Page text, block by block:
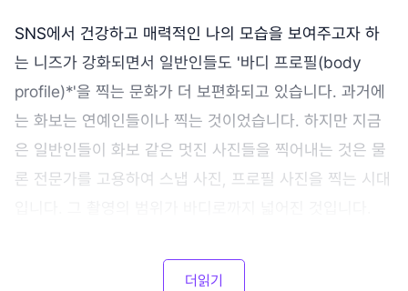
SNS에서 건강하고 매력적인 나의 모습을 보여주고자 하
는 니즈가 강화되면서 일반인들도 '바디 프로필(body
profile)*'을 찍는 문화가 더 보편화되고 있습니다. 과거에
는 화보는 연예인들이나 찍는 것이었습니다. 하지만 지금
은 일반인들이 화보 같은 멋진 사진들을 찍어내는 것은 물
론 전문가를 고용하여 스냅 사진, 프로필 사진을 찍는 시대
더읽기